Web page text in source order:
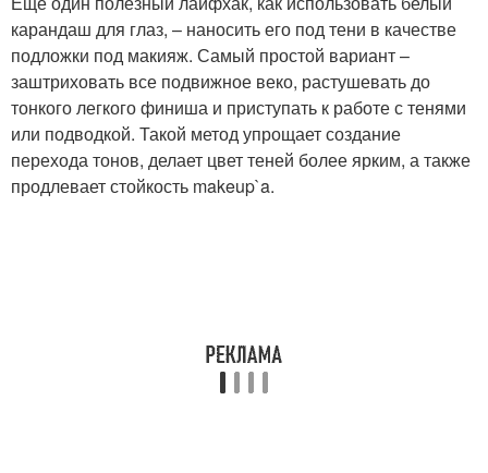
карандаш для глаз, – наносить его под тени в качестве
подложки под макияж. Самый простой вариант –
заштриховать все подвижное веко, растушевать до
тонкого легкого финиша и приступать к работе с тенями
или подводкой. Такой метод упрощает создание
перехода тонов, делает цвет теней более ярким, а также
продлевает стойкость makeup`a.